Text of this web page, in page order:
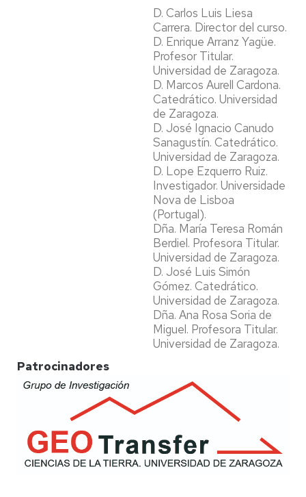
D. Carlos Luis Liesa
Carrera. Director del curso.
D. Enrique Arranz Yagüe.
Profesor Titular.
Universidad de Zaragoza.
D. Marcos Aurell Cardona.
Catedrático. Universidad
de Zaragoza.
D. José Ignacio Canudo
Sanagustín. Catedrático.
Universidad de Zaragoza.
D. Lope Ezquerro Ruiz.
Investigador. Universidade
Nova de Lisboa
(Portugal).
Dña. María Teresa Román
Berdiel. Profesora Titular.
Universidad de Zaragoza.
D. José Luis Simón
Gómez. Catedrático.
Universidad de Zaragoza.
Dña. Ana Rosa Soria de
Miguel. Profesora Titular.
Universidad de Zaragoza.
Patrocinadores